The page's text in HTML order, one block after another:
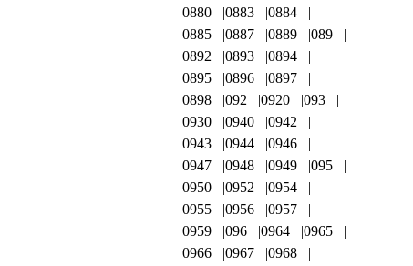
0880
0883
0884
0885
0887 0889
089
0892
0893
0894
0895
0896
0897
0898
092 0920
093
0930
0940
0942
0943
0944
0946
0947
0948 0949
095
0950
0952
0954
0955
0956
0957
0959
096 0964
0965
0966
0967
0968